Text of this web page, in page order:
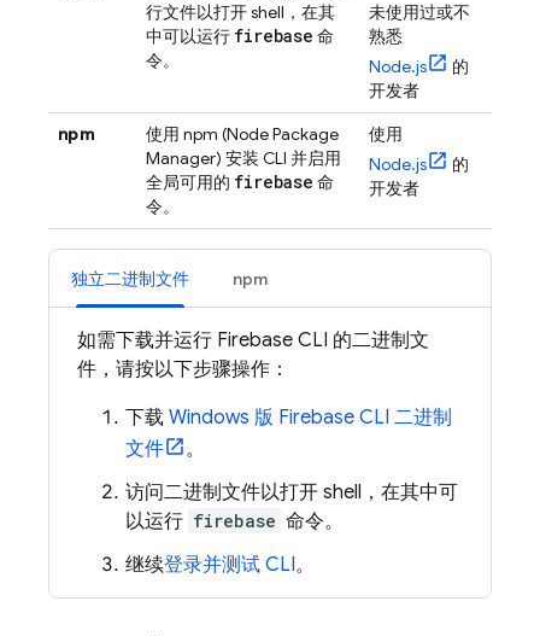
行文件以打开 shell，在其
中可以运行 firebase 命
令。
未使用过或不
熟悉
Node.js
的
开发者
npm
使用 npm (Node Package
Manager) 安装 CLI 并启用
全局可用的 firebase 命
令。
使用
Node.js
的
开发者
独立二进制文件 npm
如需下载并运行 Firebase CLI 的二进制文
件，请按以下步骤操作：
下载 Windows 版 Firebase CLI 二进制
文件
。
访问二进制文件以打开 shell，在其中可
以运行 firebase 命令。
继续登录并测试 CLI。